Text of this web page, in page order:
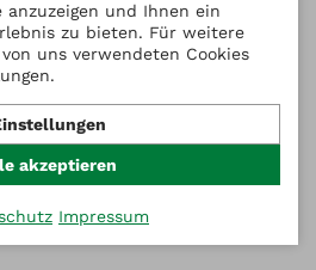
und Ihnen ein
zu bieten. Für weitere
uns verwendeten Cookies
akzeptieren
Impressum